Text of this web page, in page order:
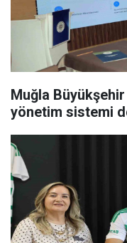
Muğla
yönetim sistemi